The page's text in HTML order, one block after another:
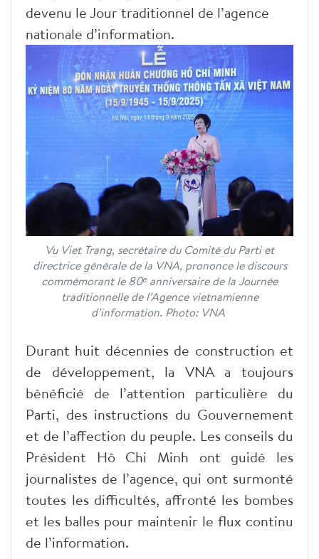
devenu le Jour traditionnel de l’agence
nationale d’information.
Vu Viet Trang, secrétaire du Comité du Parti et
directrice générale de la VNA, prononce le discours
commémorant le 80ᵉ anniversaire de la Journée
traditionnelle de l’Agence vietnamienne
d’information. Photo: VNA
Durant huit décennies de construction et
de développement, la VNA a toujours
bénéficié de l’attention particulière du
Parti, des instructions du Gouvernement
et de l’affection du peuple. Les conseils du
Président Hô Chi Minh ont guidé les
journalistes de l’agence, qui ont surmonté
toutes les difficultés, affronté les bombes
et les balles pour maintenir le flux continu
de l’information.